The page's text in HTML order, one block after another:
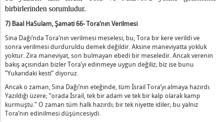
birbirlerinden sorumludur.
7) Baal HaSulam, Şamati 66- Tora’nın Verilmesi
Sina Dağı’nda Tora’nın verilmesi meselesi; bu, Tora bir kere verildi ve
sonra verilmesi durduruldu demek değildir. Aksine maneviyatta yokluk
yoktur. Zira maneviyat, son bulmayan ebedi bir meseledir. Ancak verenin
bakış açısından bizler Tora’yı edinmeye uygun değiliz; biz ise bunu
“Yukarıdaki kesti” diyoruz.
Ancak o zaman, Sina Dağı’nın eteğinde, tüm İsrail Tora’yı almaya hazırdı.
Yazıldığı üzere; “orada İsrail, tek bir adam ve tek bir kalp olarak kamp
kurmuştu.” O zaman tüm halk hazırdı; bir tek niyette idiler; bu yalnız
Tora’nın edinilmesi düşüncesiydi.